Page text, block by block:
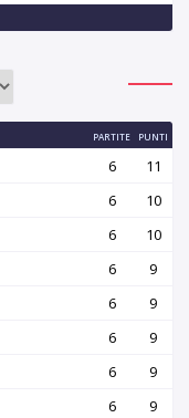
PARTITE PUNTI
6
11
6
10
6
10
6
9
6
9
6
9
6
9
6
9